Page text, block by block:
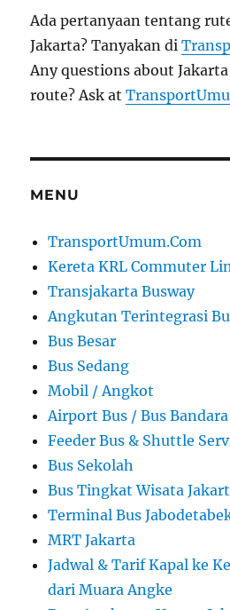
Ada pertanyaan tentang
Jakarta? Tanyakan di
Any questions about
route? Ask at
MENU
TransportUmum.Com
Kereta KRL Commuter
Transjakarta Busway
Angkutan Terintegrasi
Bus Besar
Bus Sedang
Mobil / Angkot
Airport Bus / Bus Bandara
Feeder Bus & Shuttle
Bus Sekolah
Bus Tingkat Wisata
Terminal Bus
MRT Jakarta
Jadwal & Tarif Kapal ke
dari Muara Angke